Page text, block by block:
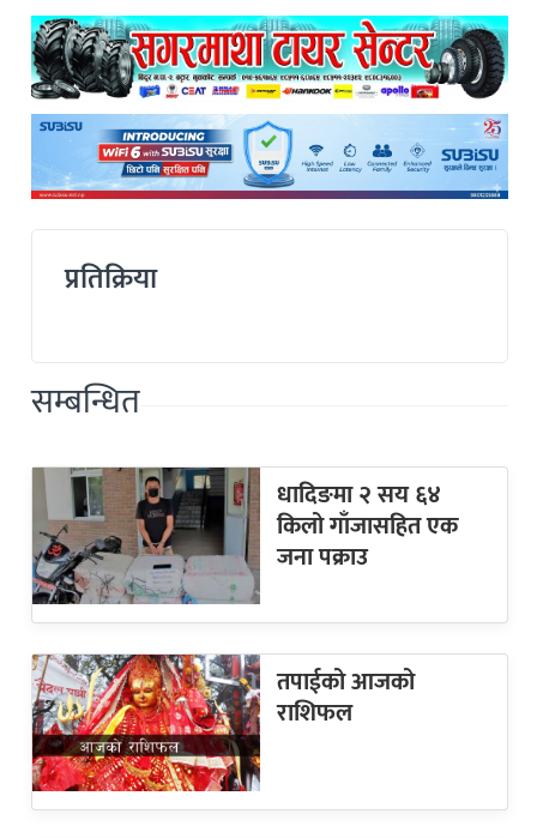
प्रतिक्रिया
सम्बन्धित
धादिङमा २ सय ६४
किलो गाँजासहित एक
जना पक्राउ
तपाईको आजको
राशिफल